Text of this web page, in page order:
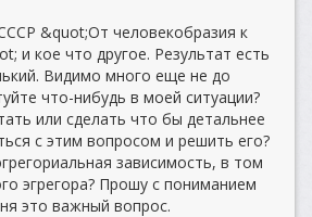
&quot;От человекобразия к
и кое что другое. Результат есть
Видимо много еще не до
что-нибудь в моей ситуации?
или сделать что бы детальнее
с этим вопросом и решить его?
зависимость, в том
эгрегора? Прошу с пониманием
это важный вопрос.